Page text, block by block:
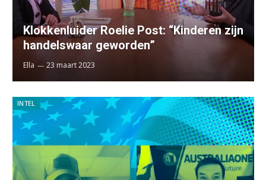
Klokkenluider Roelie Post: “Kinderen zijn
handelswaar geworden”
Ella 23 maart 2023
INTEL